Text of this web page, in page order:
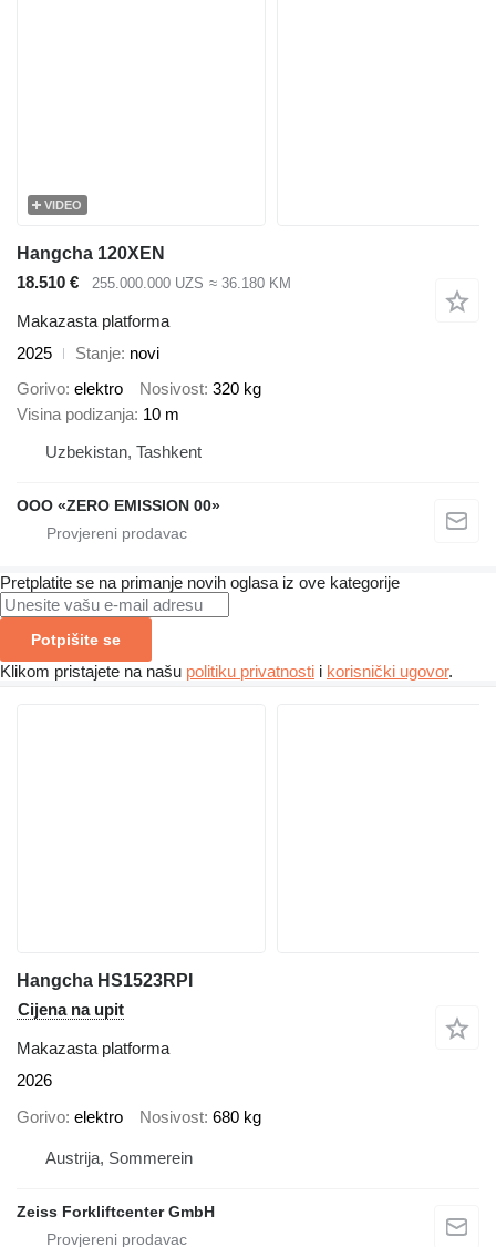
VIDEO
Hangcha 120XEN
18.510 €
255.000.000 UZS ≈ 36.180 KM
Makazasta platforma
2025
Stanje novi
Gorivo elektro Nosivost 320 kg
Visina podizanja 10 m
Uzbekistan, Tashkent
OOO «ZERO EMISSION 00»
Pretplatite se na primanje novih oglasa iz ove kategorije
Potpišite se
Klikom pristajete na našu politiku privatnosti i korisnički ugovor.
Hangcha HS1523RPI
Cijena na upit
Makazasta platforma
2026
Gorivo elektro Nosivost 680 kg
Austrija, Sommerein
Zeiss Forkliftcenter GmbH